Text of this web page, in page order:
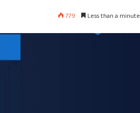
779 Less than a minute